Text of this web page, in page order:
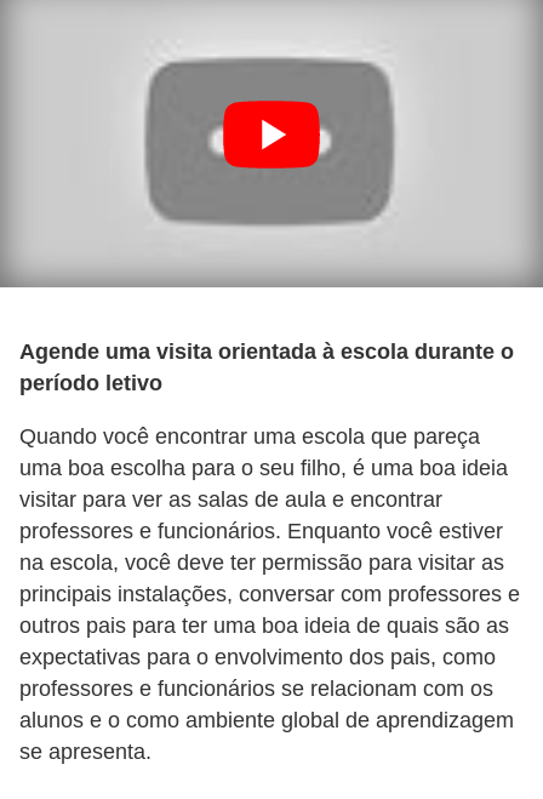
Agende uma visita orientada à escola durante o
período letivo
Quando você encontrar uma escola que pareça
uma boa escolha para o seu filho, é uma boa ideia
visitar para ver as salas de aula e encontrar
professores e funcionários. Enquanto você estiver
na escola, você deve ter permissão para visitar as
principais instalações, conversar com professores e
outros pais para ter uma boa ideia de quais são as
expectativas para o envolvimento dos pais, como
professores e funcionários se relacionam com os
alunos e o como ambiente global de aprendizagem
se apresenta.
ã
V
í
d
e
o
s
e
T
V